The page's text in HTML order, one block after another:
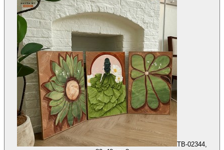
TB-02344,